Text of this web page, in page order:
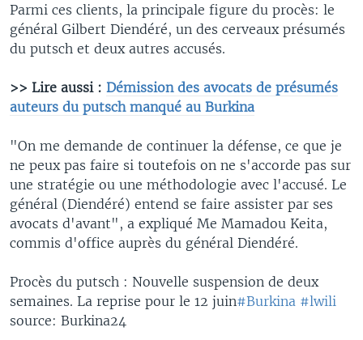
Parmi ces clients, la principale figure du procès: le
général Gilbert Diendéré, un des cerveaux présumés
du putsch et deux autres accusés.
>> Lire aussi : Démission des avocats de présumés
auteurs du putsch manqué au Burkina
"On me demande de continuer la défense, ce que je
ne peux pas faire si toutefois on ne s'accorde pas sur
une stratégie ou une méthodologie avec l'accusé. Le
général (Diendéré) entend se faire assister par ses
avocats d'avant", a expliqué Me Mamadou Keita,
commis d'office auprès du général Diendéré.
Procès du putsch : Nouvelle suspension de deux
semaines. La reprise pour le 12 juin#Burkina #lwili
source: Burkina24